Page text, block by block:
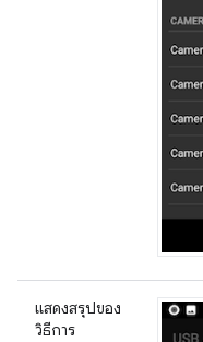
แสดงสรุปของ
วิธีการ